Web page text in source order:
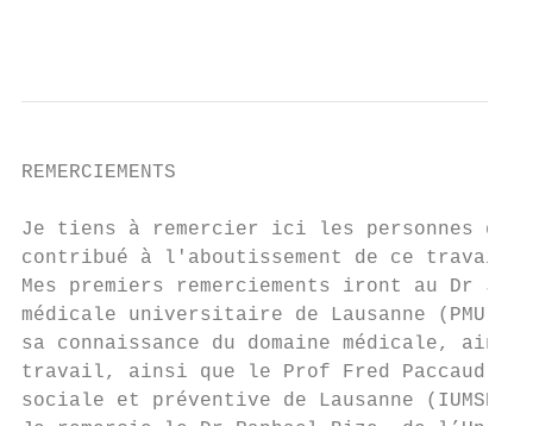
REMERCIEMENTS
Je tiens à remercier ici les personnes
contribué à l'aboutissement de ce travail.
Mes premiers remerciements iront au Dr
médicale universitaire de Lausanne
sa connaissance du domaine médicale,
travail, ainsi que le Prof Fred Paccaud,
sociale et préventive de Lausanne